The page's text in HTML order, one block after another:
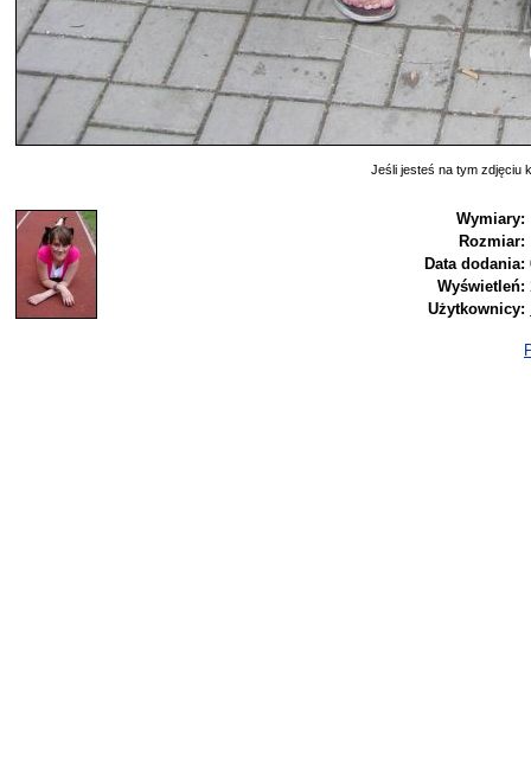
Jeśli jesteś na tym zdjęciu
Wymiary:
Rozmiar:
Data dodania:
Wyświetleń:
Użytkownicy: